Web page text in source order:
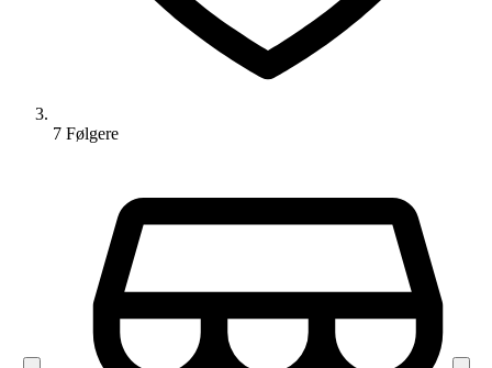
7 Følgere